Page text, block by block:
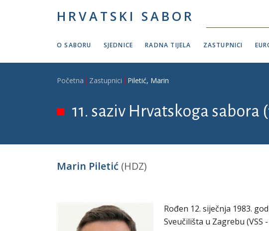
HRVATSKI SABOR
O SABORU SJEDNICE RADNA TIJELA ZASTUPNICI
Breadcrumb
Početna Zastupnici Piletić, Marin
11. saziv Hrvatskoga sabora
Marin Piletić (HDZ)
Rođen 12. siječnja 1983.
Sveučilišta u Zagrebu